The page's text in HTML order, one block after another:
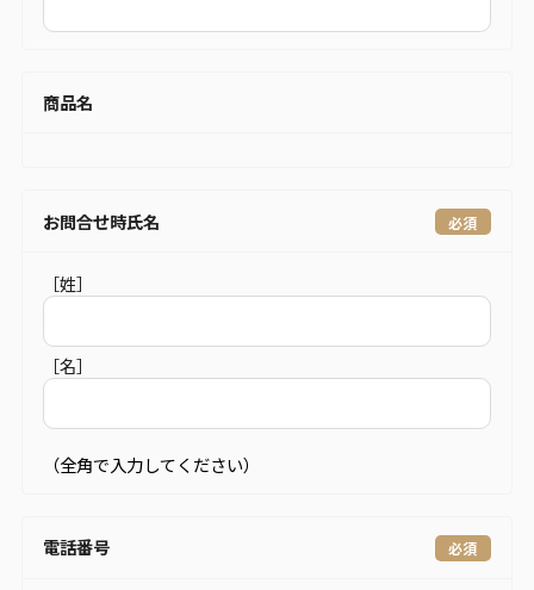
商品名
お問合せ時氏名
［姓］
［名］
（全角で入力してください）
電話番号